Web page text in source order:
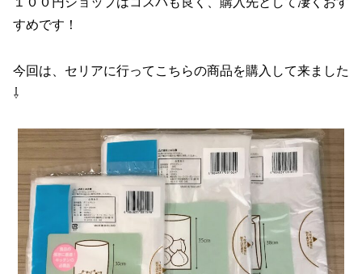
すめです！
今回は、セリアに行ってこちらの商品を購入して来ました
⇩